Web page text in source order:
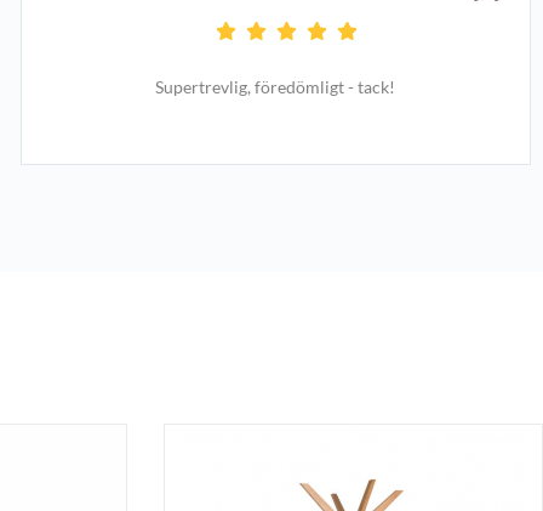
Supertrevlig, föredömligt - tack!